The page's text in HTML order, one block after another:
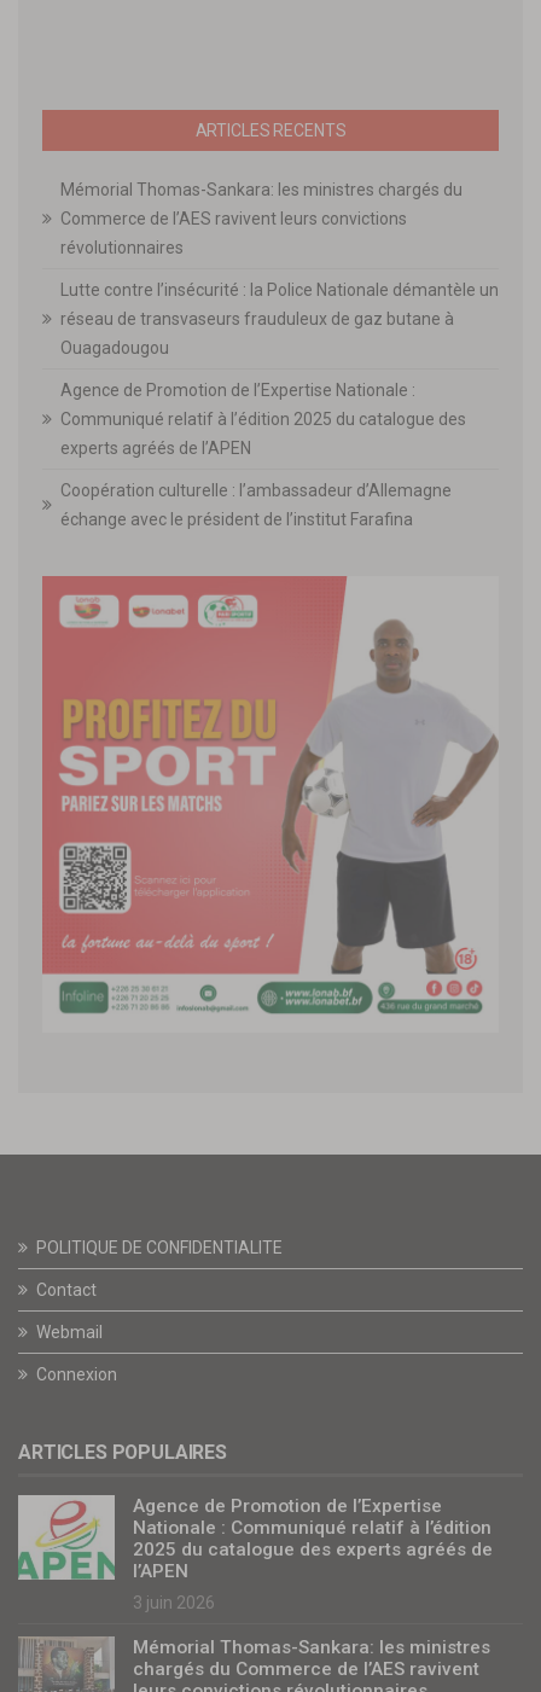
ARTICLES RECENTS
Mémorial Thomas-Sankara: les ministres chargés du
Commerce de l’AES ravivent leurs convictions
révolutionnaires
Lutte contre l’insécurité : la Police Nationale démantèle un
réseau de transvaseurs frauduleux de gaz butane à
Ouagadougou
Agence de Promotion de l’Expertise Nationale :
Communiqué relatif à l’édition 2025 du catalogue des
experts agréés de l’APEN
Coopération culturelle : l’ambassadeur d’Allemagne
échange avec le président de l’institut Farafina
POLITIQUE DE CONFIDENTIALITE
Contact
Webmail
Connexion
ARTICLES POPULAIRES
Agence de Promotion de l’Expertise
Nationale : Communiqué relatif à l’édition
2025 du catalogue des experts agréés de
l’APEN
3 juin 2026
Mémorial Thomas-Sankara: les ministres
chargés du Commerce de l’AES ravivent